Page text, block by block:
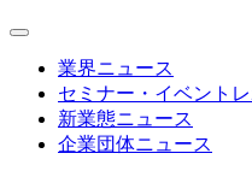
業界ニュース
セミナー・イベントレ
新業態ニュース
企業団体ニュース